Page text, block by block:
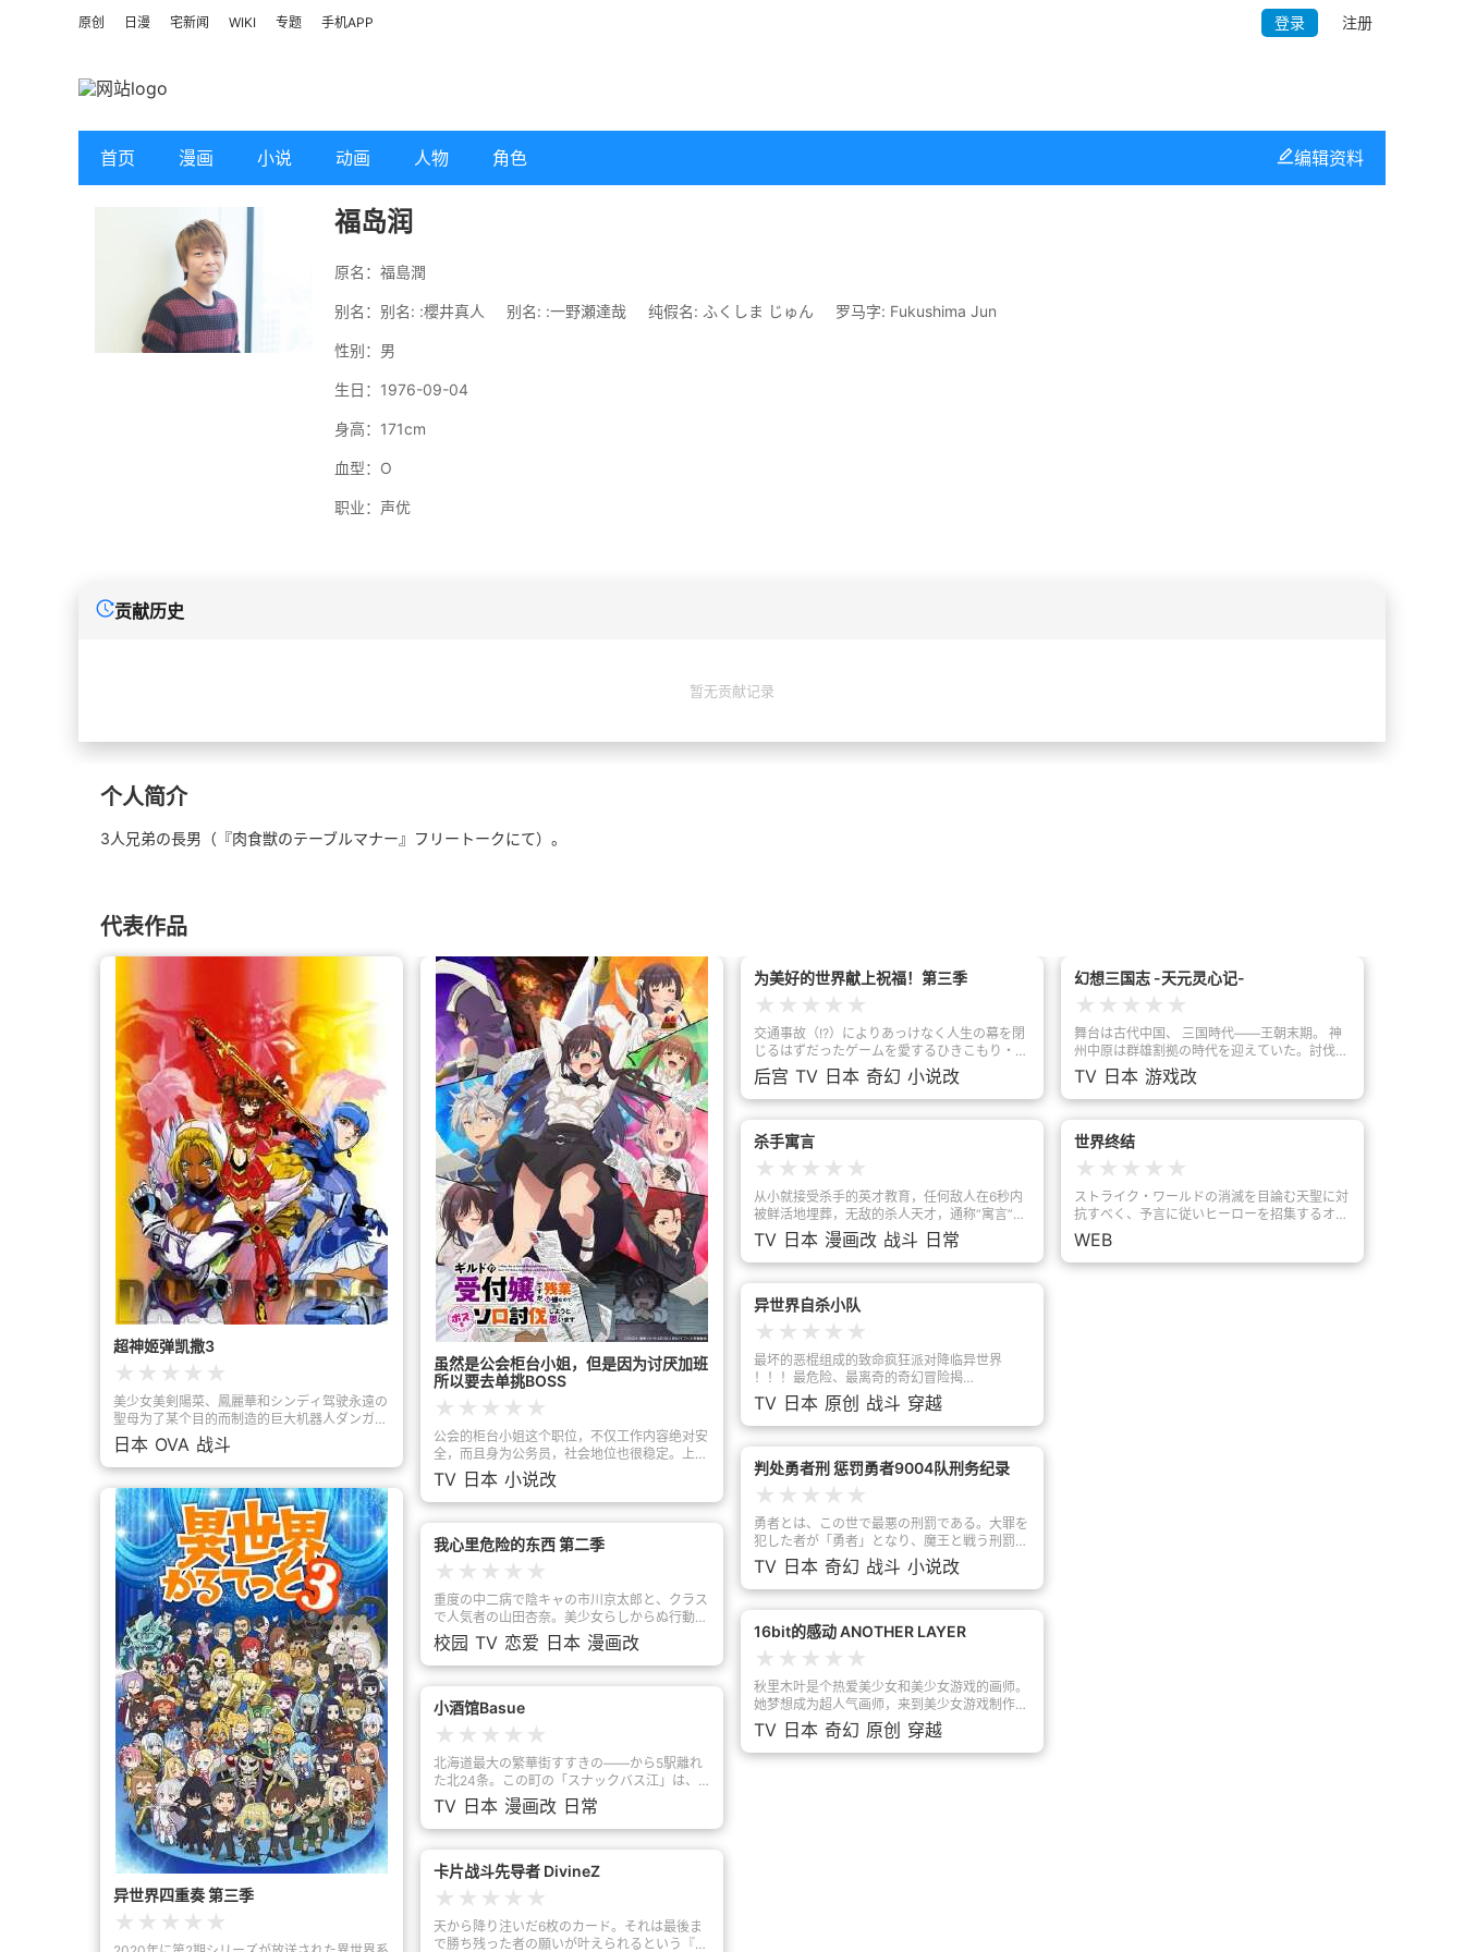
原创 日漫 宅新闻 WIKI 专题 手机APP 登录 注册
首页 漫画 小说 动画 人物 角色 编辑资料
福岛润
原名：福島潤
别名： 别名: :櫻井真人 别名: :一野瀬達哉 纯假名: ふくしま じゅん 罗马字: Fukushima Jun
性别：男
生日：1976-09-04
身高：171cm
血型：O
职业： 声优
贡献历史
暂无贡献记录
个人简介
3人兄弟の長男（『肉食獣のテーブルマナー』フリートークにて）。
代表作品
超神姬弹凯撒3
★ ★ ★ ★ ★
美少女美剣陽菜、鳳麗華和シンディ驾驶永遠の
聖母为了某个目的而制造的巨大机器人ダンガイ
ザー和邪恶的秘密结社ゴーマ战斗的故事。ダン
ガイザー拥有人型、龙型和人鱼型三个形态，主
驾驶分别是陽菜、シンディ和麗華。
日本 OVA 战斗
异世界四重奏 第三季
★ ★ ★ ★ ★
（土）・22（日）に開催される「ちゃやまち推
しフェスティバル2025」のKADOKAWAアニメ
ブースでも配布される。
虽然是公会柜台小姐，但是因为讨厌加班
所以要去单挑BOSS
★ ★ ★ ★ ★
公会的柜台小姐这个职位，不仅工作内容绝对安
全，而且身为公务员，社会地位也很稳定。上班
时只要穿着可爱的制服，站在柜台后面，带着笑
容为冒险者们提供指引，就能准时下班回家。
「亚莉纳·可洛瓦」原本以为自己找到了这种梦
寐以求的工作。然而，现实却与理想相差甚远，
因为迷宫攻略的进度过于缓慢，最终日复一日地
了！！！！！！」当亚莉纳的不满爆发时，就会
露出隐藏的另一面。即便是需要团队合作、极度
危险的迷宫，她也能独自深入其中，挥舞着闪耀
银光的巨槌，将强大的头目一击粉碎——。原来
身怀隐情的她，就是那个传闻中不知来历，总是
神出鬼没，但却实力非凡的神秘冒险者〈处刑
为柜台小姐禁止兼职，如果被公会发现就会立刻
遭到解雇……。亚莉纳究竟能否守住她平稳的生
活呢！？
TV 日本 小说改
我心里危险的东西 第二季
★ ★ ★ ★ ★
重度の中二病で陰キャの市川京太郎と、クラス
で人気者の山田杏奈。美少女らしからぬ行動を
繰り出す山田に、市川は目を離せずにいた。そ
んな市川の恋心を知ってか知らずか、山田は天
真爛漫に近づいて来る!!全く違う世界にいたは
ずの2人。しかしその距離は、徐々に近づいて
いき……。
校园 TV 恋爱 日本 漫画改
小酒馆Basue
★ ★ ★ ★ ★
北海道最大の繁華街すすきの――から5駅離れ
た北24条。この町の「スナックバス江」は、
バス江ママと、チーママの明美さんの楽しいお
店。彼女たちと珍妙な常連＆一見さんが織りな
す笑いで、あなたもきっと、いつしか笑顔。
TV 日本 漫画改 日常
卡片战斗先导者 DivineZ
★ ★ ★ ★ ★
天から降り注いだ6枚のカード。それは最後ま
で勝ち残った者の願いが叶えられるという『運
为美好的世界献上祝福！第三季
★ ★ ★ ★ ★
交通事故（!?）によりあっけなく人生の幕を閉
じるはずだったゲームを愛するひきこもり・佐
藤和真（カズマ）は、ひょんなことから、女
神・アクアを道連れに異世界転生することに。
「RPGゲームのような異世界で、憧れの冒険者
生活エンジョイ！めざせ勇者！」と舞い上がっ
たのも束の間、転生したカズマには厄介なこと
神・アクア、中二病をこじらせた魔法使い・め
ぐみん、妄想ノンストップな女騎士・ダクネス
という、能力だけは高いのにとんでもなく残念
な３人とパーティを組むことになったり、借金
で首が回らなくなったり、国家転覆罪の容疑で
裁判にかけられたり、魔王軍幹部を討伐した
の里から帰還したカズマたちのもとに、手紙が
届く。その内容は、王女アイリスが、魔王軍幹
部を倒したカズマ達の冒険譚を聞きたいという
アクセルの街を訪れた王女アイリスは、カズマ
達パーティとの対面を穏やかに終えたと思いき
や―――「また私に、冒険話をしてくれるって
言ったじゃない？」王女アイリスが、カズマに
懐いてしまった！？カズマが目を開けると、そ
こはなんと王都！アイリスに乞われて滞在する
うちに、王城でのセレブ生活に味を占め、これ
幸いと居座ることを決めるカズマ。しかし、ち
ょうど同じころ、王都では義賊が暗躍する事件
が起きていて――！？
后宫 TV 日本 奇幻 小说改
杀手寓言
★ ★ ★ ★ ★
从小就接受杀手的英才教育，任何敌人在6秒内
被鲜活地埋葬，无敌的杀人天才，通称“寓言”。
有一天，他从组织的老板那里，接到了“一年
内，没有人可以杀人。”这样突然的指令。不杀
人的全新生活由此开启——以佐藤明为名，作为
职业选手第一次过着平凡的生活。但是，在平静
的日常中，愚蠢、不安的空气不会放光。他能完
TV 日本 漫画改 战斗 日常
异世界自杀小队
★ ★ ★ ★ ★
最坏的恶棍组成的致命疯狂派对降临异世界
！！！最危险、最离奇的奇幻冒险揭
幕……！！！异世界舞台上的死亡狂潮！ ！不同
的反派世界， “流氓”幻想盛大开幕！ ！哈莉·奎
因、小丑、DC 漫画 坏人 却在异世界！ ？ 敢死
队=自杀小队在异世界的舞台上横冲直撞！ ！ 无
双！ ！来自日本的全新原创动画， 以最强阵容
启！ ！
TV 日本 原创 战斗 穿越
判处勇者刑 惩罚勇者9004队刑务纪录
★ ★ ★ ★ ★
勇者とは、この世で最悪の刑罰である。大罪を
犯した者が「勇者」となり、魔王と戦う刑罰を
科されるのだ。殺されようとも蘇生され、死ぬ
ことすら許されない。勇者刑に処された元聖騎
士団長のザイロ・フォルバーツは、性格破綻者
たちで構成された懲罰勇者部隊を率い、戦いの
最前線を駆け抜けていた。過酷な状況の中、ザ
オリッタに出会う。「敵を殲滅した暁には、こ
の私を褒め讃え……そして頭を撫でなさい」生
き抜くため、自らを陥れた者へ復讐を果たすた
め──。《女神》と契約を交わしたザイロは、
絶望的な世界で熾烈な闘争と陰謀の渦中に身を
投じていく。
TV 日本 奇幻 战斗 小说改
16bit的感动 ANOTHER LAYER
★ ★ ★ ★ ★
秋里木叶是个热爱美少女和美少女游戏的画师。
她梦想成为超人气画师，来到美少女游戏制作公
司就职，但现实却并不如意……在手机游戏风靡
的现代，公司也不景气。木叶作为一个底层画
师，每天的工作就是给路人角色的背影上色。某
TV 日本 奇幻 原创 穿越
幻想三国志 -天元灵心记-
★ ★ ★ ★ ★
舞台は古代中国、 三国時代――王朝末期。 神
州中原は群雄割拠の時代を迎えていた。討伐に
よって力を持った諸侯が天下制覇を目指して、
各地で蠢動し始めた。この英傑たちに目をつけ
たのが、 魍魎王である。戦乱を拡大させて自
らの力を増大させるため、 英傑たちに魍魎を
取り憑かせ、乱世を引き延ばし、この世の全て
を崩さんとする、恐るべき野望であった。これ
に対抗するために「魎狩隊」が天元という組織
によって編成され、魍魎たちに挑んだ。各地で
魎狩隊が魍魎と戦う中、不慮の事態で全滅した
六番隊が再編成されることになった。集められ
たのは、 それぞれに事情を抱えた訳ありのメ
TV 日本 游戏改
世界终结
★ ★ ★ ★ ★
ストライク・ワールドの消滅を目論む天聖に対
抗すべく、予言に従いヒーローを招集するオラ
ゴン。しかし、最後の1人ルシファーは仲間に
なることを拒否し、一人で戦う道を選ぶ。仲間
の力を合わせないと世界は救うことができない
WEB